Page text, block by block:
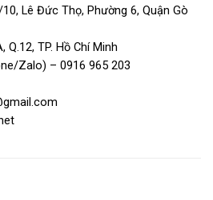
Lê Đức Thọ, Phường 6, Quận Gò
Q.12, TP. Hồ Chí Minh
Zalo) – 0916 965 203